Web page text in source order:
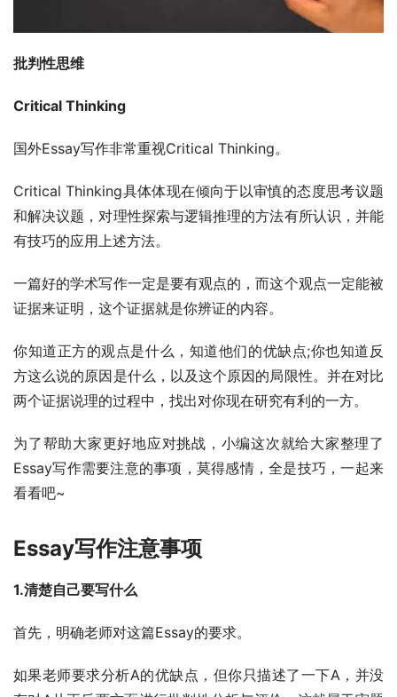
批判性思维
Critical Thinking
国外Essay写作非常重视Critical Thinking。
Critical Thinking具体体现在倾向于以审慎的态度思考议题
和解决议题，对理性探索与逻辑推理的方法有所认识，并能
有技巧的应用上述方法。
一篇好的学术写作一定是要有观点的，而这个观点一定能被
证据来证明，这个证据就是你辨证的内容。
你知道正方的观点是什么，知道他们的优缺点;你也知道反
方这么说的原因是什么，以及这个原因的局限性。并在对比
两个证据说理的过程中，找出对你现在研究有利的一方。
为了帮助大家更好地应对挑战，小编这次就给大家整理了
Essay写作需要注意的事项，莫得感情，全是技巧，一起来
看看吧~
Essay写作注意事项
1.清楚自己要写什么
首先，明确老师对这篇Essay的要求。
如果老师要求分析A的优缺点，但你只描述了一下A，并没